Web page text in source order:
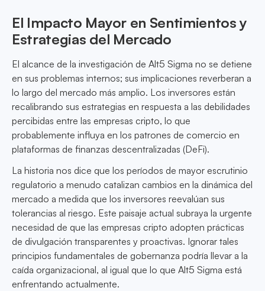
El Impacto Mayor en Sentimientos y
Estrategias del Mercado
El alcance de la investigación de Alt5 Sigma no se detiene
en sus problemas internos; sus implicaciones reverberan a
lo largo del mercado más amplio. Los inversores están
recalibrando sus estrategias en respuesta a las debilidades
percibidas entre las empresas cripto, lo que
probablemente influya en los patrones de comercio en
plataformas de finanzas descentralizadas (DeFi).
La historia nos dice que los períodos de mayor escrutinio
regulatorio a menudo catalizan cambios en la dinámica del
mercado a medida que los inversores reevalúan sus
tolerancias al riesgo. Este paisaje actual subraya la urgente
necesidad de que las empresas cripto adopten prácticas
de divulgación transparentes y proactivas. Ignorar tales
principios fundamentales de gobernanza podría llevar a la
caída organizacional, al igual que lo que Alt5 Sigma está
enfrentando actualmente.